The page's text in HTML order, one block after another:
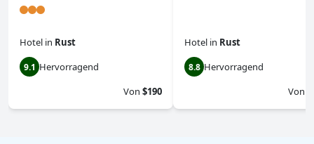
Hotel in Rust
9.1 Hervorragend
Von $190
Hotel in Rust
8.8 Hervorragend
Von